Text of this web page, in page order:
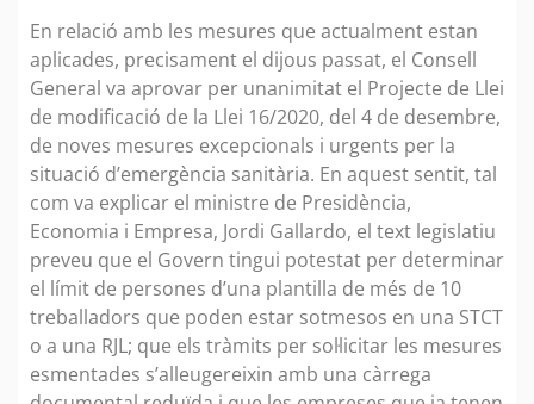
En relació amb les mesures que actualment estan
aplicades, precisament el dijous passat, el Consell
General va aprovar per unanimitat el Projecte de Llei
de modificació de la Llei 16/2020, del 4 de desembre,
de noves mesures excepcionals i urgents per la
situació d’emergència sanitària. En aquest sentit, tal
com va explicar el ministre de Presidència,
Economia i Empresa, Jordi Gallardo, el text legislatiu
preveu que el Govern tingui potestat per determinar
el límit de persones d’una plantilla de més de 10
treballadors que poden estar sotmesos en una STCT
o a una RJL; que els tràmits per sol·licitar les mesures
esmentades s’alleugereixin amb una càrrega